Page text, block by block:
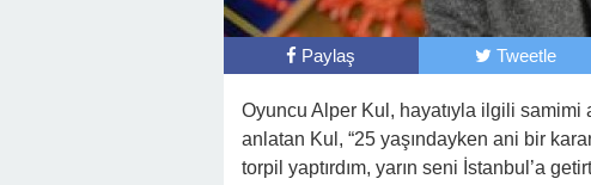
Paylaş Tweetle
Oyuncu Alper Kul, hayatıyla ilgili samimi
anlatan Kul, “25 yaşındayken ani bir
torpil yaptırdım, yarın seni İstanbul’a